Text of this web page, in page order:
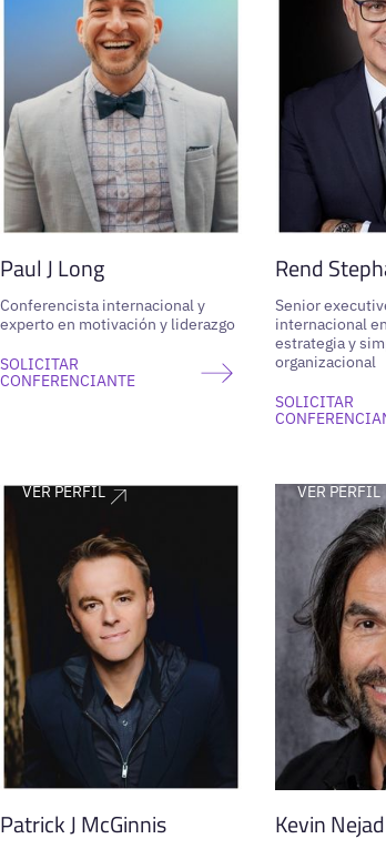
Paul J Long
Conferencista internacional y
experto en motivación y liderazgo
SOLICITAR
CONFERENCIANTE
Rend
Senior
internacional
estrategia y
organizacional
SOLICITAR
VER PERFIL
Patrick J McGinnis
VER PERFIL
Kevin Nejad